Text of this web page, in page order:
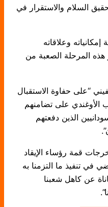
السلام والاستقرار في
وعلاقاته
هذه المرحلة الصعبة من
“على حفاوة الاستقبال
الأوغندي على تضامنهم
الذين دفعتهم
قمة رؤساء الإيقاد
في تنفيذ ما التزمنا به
عن كاهل شعبنا